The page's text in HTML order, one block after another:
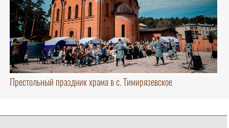
Престольный праздник храма в с. Тимирязевское